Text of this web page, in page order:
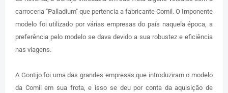
carroceria "Palladium" que pertencia a fabricante Comil. O Imponente
modelo foi utilizado por várias empresas do país naquela época, a
preferência pelo modelo se dava devido a sua robustez e eficiência
nas viagens.
A Gontijo foi uma das grandes empresas que introduziram o modelo
da Comil em sua frota, e isso se deu por conta da aquisição de